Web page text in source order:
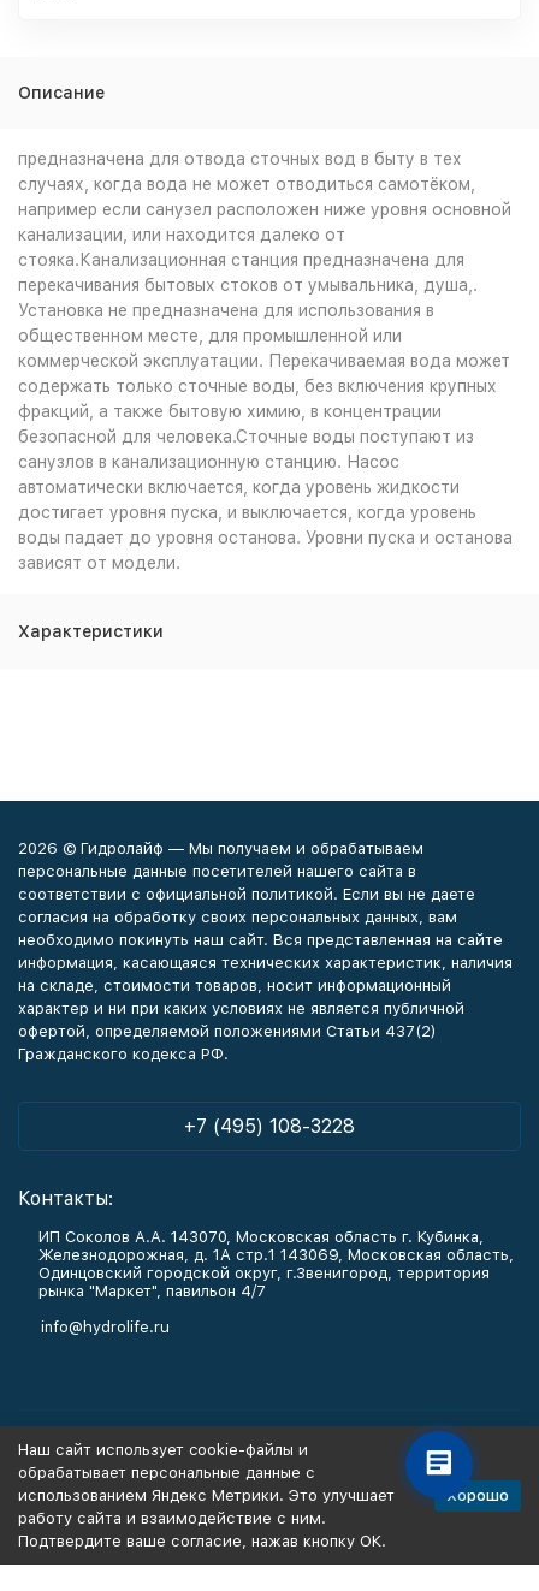
Описание
предназначена для отвода сточных вод в быту в тех
случаях, когда вода не может отводиться самотёком,
например если санузел расположен ниже уровня основной
канализации, или находится далеко от
стояка.Канализационная станция предназначена для
перекачивания бытовых стоков от умывальника, душа,.
Установка не предназначена для использования в
общественном месте, для промышленной или
коммерческой эксплуатации. Перекачиваемая вода может
содержать только сточные воды, без включения крупных
фракций, а также бытовую химию, в концентрации
безопасной для человека.Сточные воды поступают из
санузлов в канализационную станцию. Насос
автоматически включается, когда уровень жидкости
достигает уровня пуска, и выключается, когда уровень
воды падает до уровня останова. Уровни пуска и останова
зависят от модели.
Характеристики
2026 © Гидролайф — Мы получаем и обрабатываем
персональные данные посетителей нашего сайта в
соответствии с официальной политикой. Если вы не даете
согласия на обработку своих персональных данных, вам
необходимо покинуть наш сайт. Вся представленная на сайте
информация, касающаяся технических характеристик, наличия
на складе, стоимости товаров, носит информационный
характер и ни при каких условиях не является публичной
офертой, определяемой положениями Статьи 437(2)
Гражданского кодекса РФ.
+7 (495) 108-3228
Контакты:
ИП Соколов А.А. 143070, Московская область г. Кубинка,
Железнодорожная, д. 1А стр.1 143069, Московская область,
Одинцовский городской округ, г.Звенигород, территория
рынка "Маркет", павильон 4/7
info@hydrolife.ru
Информация
Политика персональных данных
Наш сайт использует cookie-файлы и
обрабатывает персональные данные с
использованием Яндекс Метрики. Это улучшает
работу сайта и взаимодействие с ним.
Подтвердите ваше согласие, нажав кнопку ОК.
Хорошо